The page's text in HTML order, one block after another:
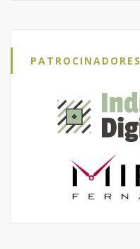
PATROCINADORES